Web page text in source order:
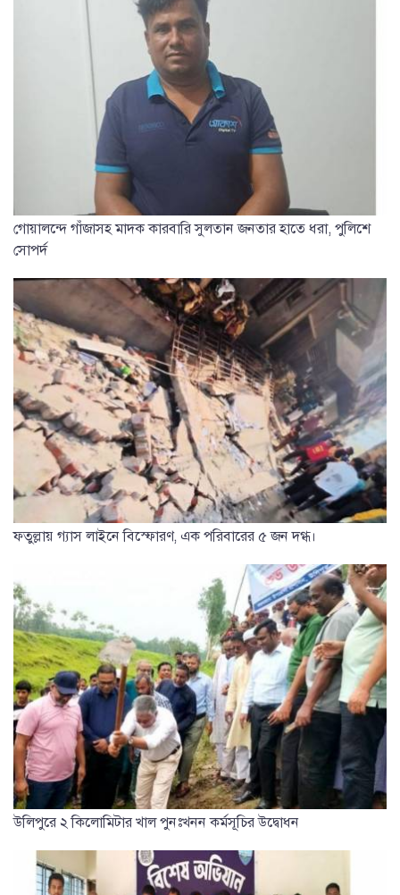
গোয়ালন্দে গাঁজাসহ মাদক কারবারি সুলতান জনতার হাতে ধরা, পুলিশে
সোপর্দ
ফতুল্লায় গ্যাস লাইনে বিস্ফোরণ, এক পরিবারের ৫ জন দগ্ধ।
উলিপুরে ২ কিলোমিটার খাল পুনঃখনন কর্মসূচির উদ্বোধন